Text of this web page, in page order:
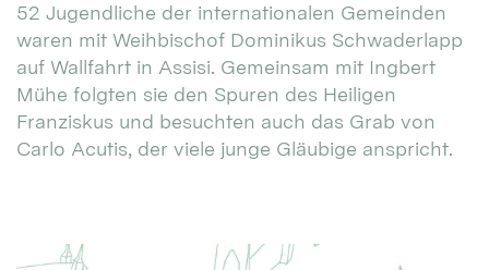
52 Jugendliche der internationalen Gemeinden
waren mit Weihbischof Dominikus Schwaderlapp
auf Wallfahrt in Assisi. Gemeinsam mit Ingbert
Mühe folgten sie den Spuren des Heiligen
Franziskus und besuchten auch das Grab von
Carlo Acutis, der viele junge Gläubige anspricht.